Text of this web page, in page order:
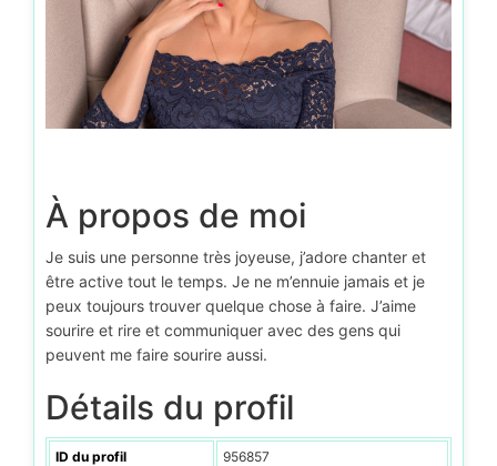
À propos de moi
Je suis une personne très joyeuse, j’adore chanter et
être active tout le temps. Je ne m’ennuie jamais et je
peux toujours trouver quelque chose à faire. J’aime
sourire et rire et communiquer avec des gens qui
peuvent me faire sourire aussi.
Détails du profil
ID du profil 956857